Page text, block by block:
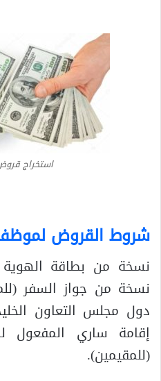
استخراج
شروط القروض
نسخة من بطاقة الهوية
نسخة من جواز السفر
دول مجلس التعاون
إقامة ساري
(للمقيمين).